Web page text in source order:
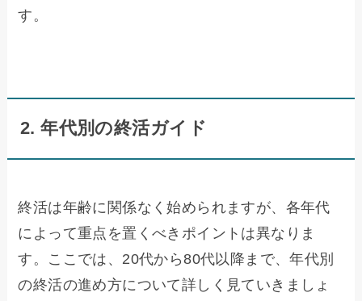
す。
2. 年代別の終活ガイド
終活は年齢に関係なく始められますが、各年代
によって重点を置くべきポイントは異なりま
す。ここでは、20代から80代以降まで、年代別
の終活の進め方について詳しく見ていきましょ